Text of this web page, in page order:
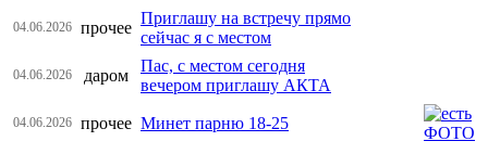
04.06.2026 прочее
Приглашу на встречу прямо
сейчас я с местом
04.06.2026 даром
Пас, с местом сегодня
вечером приглашу АКТА
04.06.2026 прочее Минет парню 18-25